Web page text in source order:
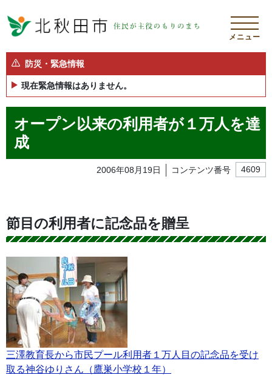
メニュー
防災・緊急情報
現在緊急情報はありません。
オープン以来の利用者が１万人を達
成
2006年08月19日 コンテンツ番号 4609
節目の利用者に記念品を贈呈
三澤教育長から市民プール利用者１万人目の記念品を受け
取る神谷ゆりさん（鷹巣小学校１年）